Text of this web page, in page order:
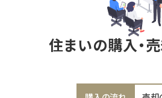
住まいの購入・